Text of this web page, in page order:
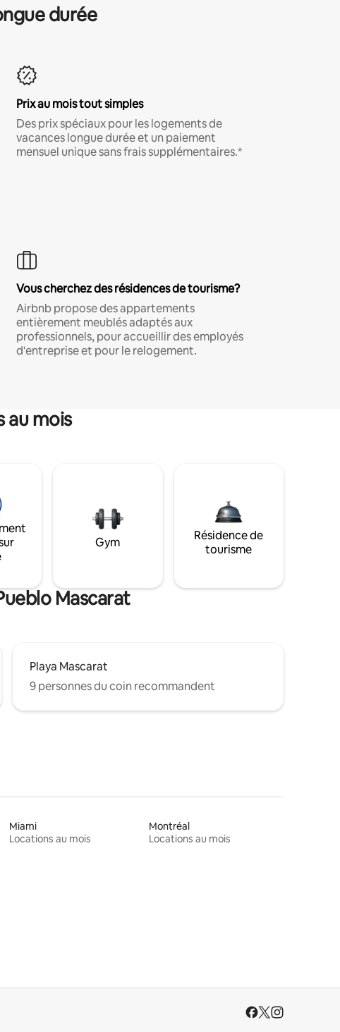
durée
Prix au mois tout simples
Des prix spéciaux pour les logements de
vacances longue durée et un paiement
mensuel unique sans frais supplémentaires.*
Vous cherchez des résidences de tourisme?
Airbnb propose des appartements
entièrement meublés adaptés aux
professionnels, pour accueillir des employés
d'entreprise et pour le relogement.
au mois
Gym
Résidence de
tourisme
Mascarat
Playa Mascarat
9 personnes du coin recommandent
Miami
Locations au mois
Montréal
Locations au mois